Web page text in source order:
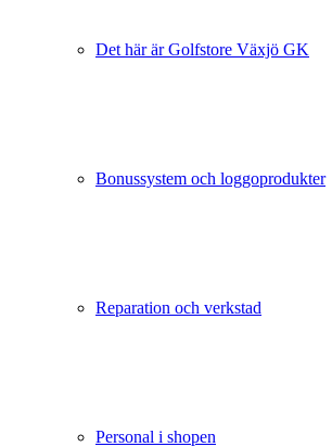
Det här är Golfstore Växjö GK
Bonussystem och loggoprodukter
Reparation och verkstad
Personal i shopen